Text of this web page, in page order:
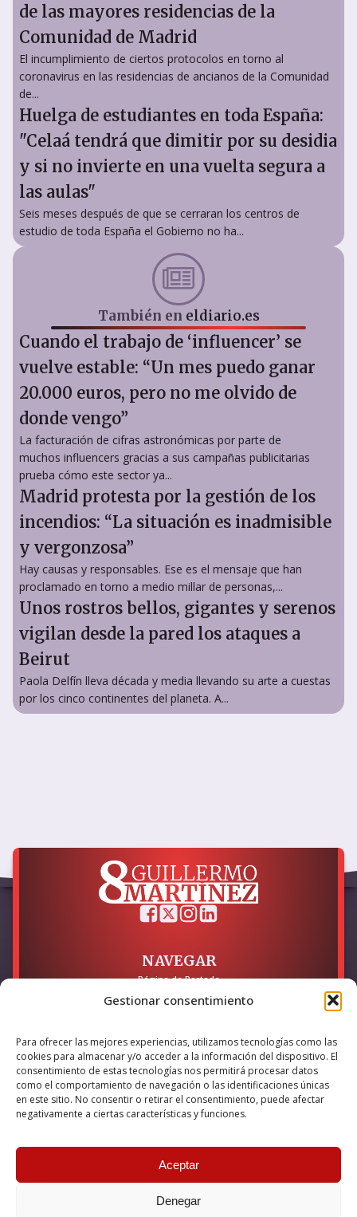
Gestionar consentimiento
Para ofrecer las mejores experiencias, utilizamos tecnologías como las
cookies para almacenar y/o acceder a la información del dispositivo. El
consentimiento de estas tecnologías nos permitirá procesar datos
como el comportamiento de navegación o las identificaciones únicas
en este sitio. No consentir o retirar el consentimiento, puede afectar
negativamente a ciertas características y funciones.
Aceptar
Denegar
de las mayores residencias de la
Comunidad de Madrid
El incumplimiento de ciertos protocolos en torno al
coronavirus en las residencias de ancianos de la Comunidad
de...
Huelga de estudiantes en toda España:
"Celaá tendrá que dimitir por su desidia
y si no invierte en una vuelta segura a
las aulas"
Seis meses después de que se cerraran los centros de
estudio de toda España el Gobierno no ha...
También en eldiario.es
Cuando el trabajo de ‘influencer’ se
vuelve estable: “Un mes puedo ganar
20.000 euros, pero no me olvido de
donde vengo”
La facturación de cifras astronómicas por parte de
muchos influencers gracias a sus campañas publicitarias
prueba cómo este sector ya...
Madrid protesta por la gestión de los
incendios: “La situación es inadmisible
y vergonzosa”
Hay causas y responsables. Ese es el mensaje que han
proclamado en torno a medio millar de personas,...
Unos rostros bellos, gigantes y serenos
vigilan desde la pared los ataques a
Beirut
Paola Delfín lleva década y media llevando su arte a cuestas
por los cinco continentes del planeta. A...
NAVEGAR
Página de Portada
LEGAL
Política de Privacidad
Política de Cookies
Accesibilidad
Esta empresa ha sido beneficiaria del bono Kit Digital y lo ha
internet, financiado por la Unión Europea – NextGeneration EU
© 2026 Guillermo Martínez | Todos los derechos reservados |